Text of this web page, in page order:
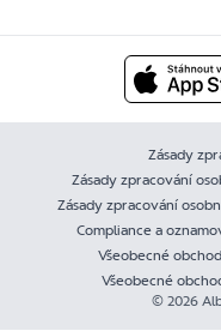
Zásady
Zásady zpracování
Zásady zpracování
Compliance a
Všeobecné
Všeobecné
© 2026